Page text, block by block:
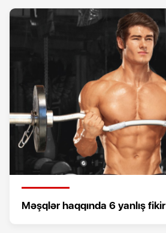
Məşqlər haqqında 6 yanlış fikir